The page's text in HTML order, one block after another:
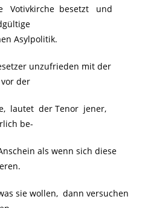
Votivkirche besetzt und
Asylpolitik.
unzufrieden mit der
der
lautet der Tenor jener,
be-
als wenn sich diese
sie wollen, dann versuchen